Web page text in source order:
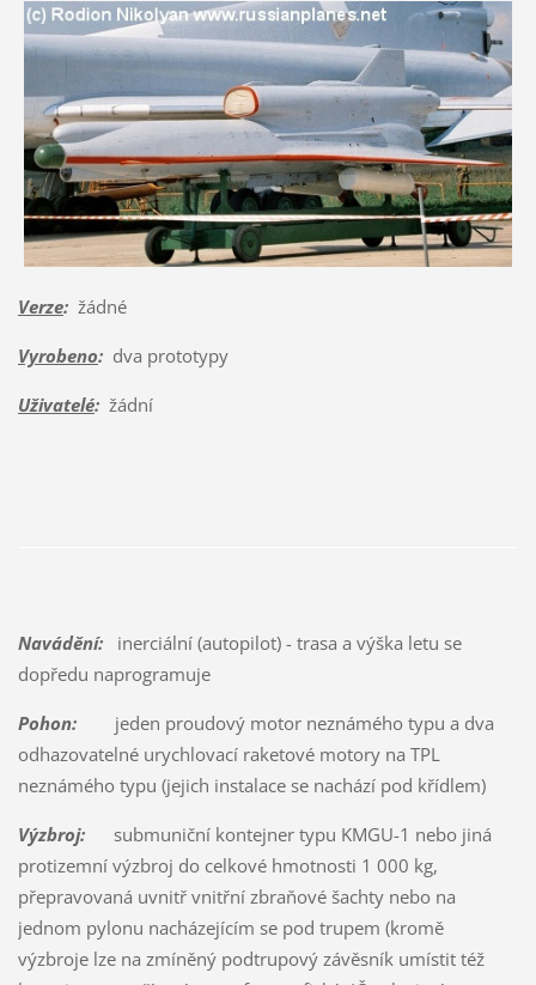
Verze:žádné
Vyrobeno:dva prototypy
Uživatelé:žádní
Navádění:inerciální (autopilot) - trasa a výška letu se
dopředu naprogramuje
Pohon:jeden proudový motor neznámého typu a dva
odhazovatelné urychlovací raketové motory na TPL
neznámého typu (jejich instalace se nachází pod křídlem)
Výzbroj:submuniční kontejner typu KMGU-1 nebo jiná
protizemní výzbroj do celkové hmotnosti 1 000 kg,
přepravovaná uvnitř vnitřní zbraňové šachty nebo na
jednom pylonu nacházejícím se pod trupem (kromě
výzbroje lze na zmíněný podtrupový závěsník umístit též